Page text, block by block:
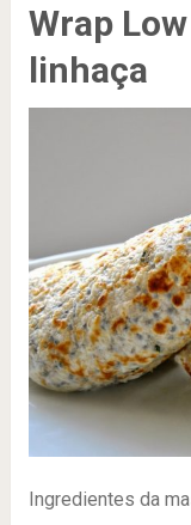
Wrap
linhaça
Ingredientes da